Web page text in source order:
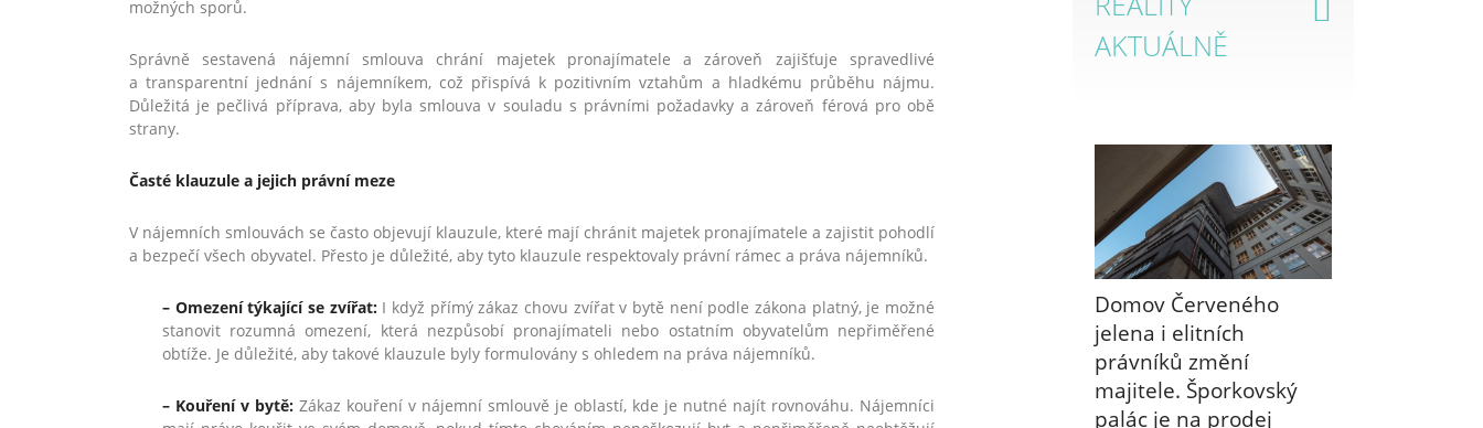
možných sporů.
Správně sestavená nájemní smlouva chrání majetek pronajímatele a zároveň zajišťuje spravedlivé
a transparentní jednání s nájemníkem, což přispívá k pozitivním vztahům a hladkému průběhu nájmu.
Důležitá je pečlivá příprava, aby byla smlouva v souladu s právními požadavky a zároveň férová pro obě
strany.
Časté klauzule a jejich právní meze
V nájemních smlouvách se často objevují klauzule, které mají chránit majetek pronajímatele a zajistit pohodlí
a bezpečí všech obyvatel. Přesto je důležité, aby tyto klauzule respektovaly právní rámec a práva nájemníků.
– Omezení týkající se zvířat:I když přímý zákaz chovu zvířat v bytě není podle zákona platný, je možné
stanovit rozumná omezení, která nezpůsobí pronajímateli nebo ostatním obyvatelům nepřiměřené
obtíže. Je důležité, aby takové klauzule byly formulovány s ohledem na práva nájemníků.
– Kouření v bytě: Zákaz kouření v nájemní smlouvě je oblastí, kde je nutné najít rovnováhu. Nájemníci
AKTUÁLNĚ
Domov Červeného
jelena i elitních
právníků změní
majitele. Šporkovský
palác je na prodej